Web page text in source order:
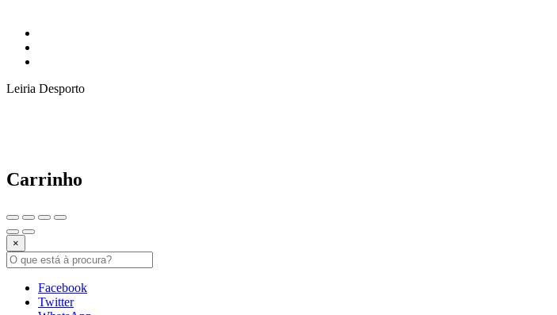
Leiria Desporto
Carrinho
×
Facebook
Twitter